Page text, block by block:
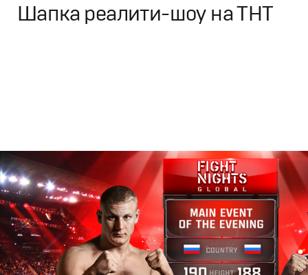
Шапка реалити-шоу на ТНТ
Реклама ТВ-Шоу
Креатив,Продакшн,Промо